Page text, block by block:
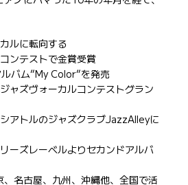
ルに転向する
ンテストで金賞受賞
バム”My Color”を発売
ャズヴォーカルコンテストグラン
アトルのジャズクラブJazzAlleyに
ーズレーベルよりセカンドアルバ
名古屋、九州、沖縄他、全国で活